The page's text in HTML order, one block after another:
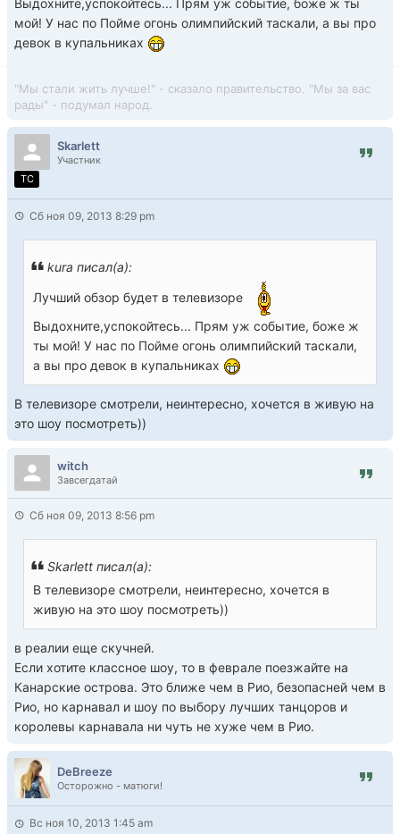
Выдохните,успокойтесь... Прям уж событие, боже ж ты
мой! У нас по Пойме огонь олимпийский таскали, а вы про
девок в купальниках
"Мы стали жить лучше!" - сказало правительство. "Мы за вас
рады" - подумал народ.
Skarlett
Участник
TC
Сб ноя 09, 2013 8:29 pm
kura писал(а):
Лучший обзор будет в телевизоре
Выдохните,успокойтесь... Прям уж событие, боже ж
ты мой! У нас по Пойме огонь олимпийский таскали,
а вы про девок в купальниках
В телевизоре смотрели, неинтересно, хочется в живую на
это шоу посмотреть))
witch
Завсегдатай
Сб ноя 09, 2013 8:56 pm
Skarlett писал(а):
В телевизоре смотрели, неинтересно, хочется в
живую на это шоу посмотреть))
в реалии еще скучней.
Если хотите классное шоу, то в феврале поезжайте на
Канарские острова. Это ближе чем в Рио, безопасней чем в
Рио, но карнавал и шоу по выбору лучших танцоров и
королевы карнавала ни чуть не хуже чем в Рио.
DeBreeze
Осторожно - матюги!
Вс ноя 10, 2013 1:45 am